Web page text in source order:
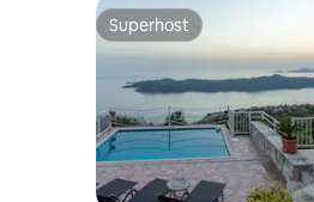
Superhost
Superhost